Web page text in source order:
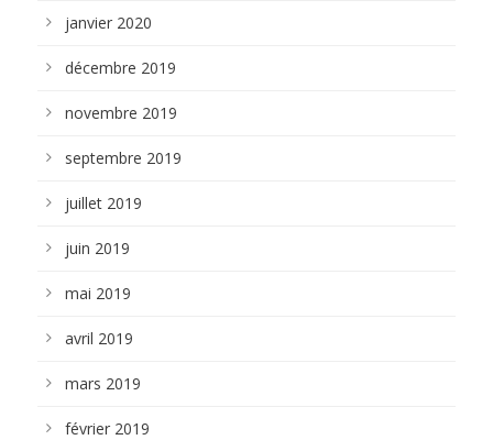
janvier 2020
décembre 2019
novembre 2019
septembre 2019
juillet 2019
juin 2019
mai 2019
avril 2019
mars 2019
février 2019